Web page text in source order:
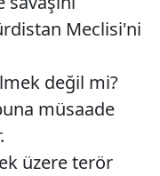
Meclisi'ni
değil mi?
müsaade
üzere terör